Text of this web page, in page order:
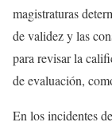
magistraturas
de validez y las
para revisar la
de evaluación,
En los incidentes